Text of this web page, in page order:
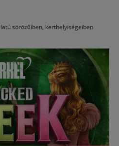
sörözőiben, kerthelyiségeiben